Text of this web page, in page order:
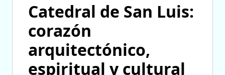
Catedral de San Luis:
corazón
arquitectónico,
espiritual y cultural